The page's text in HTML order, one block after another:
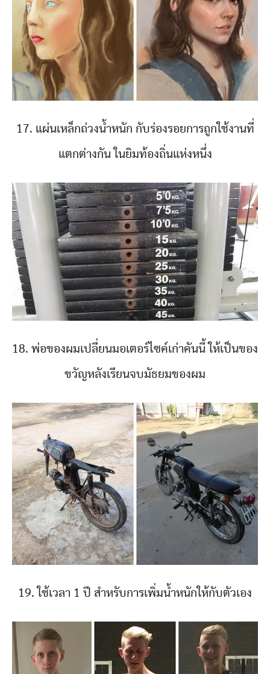
17. แผ่นเหล็กถ่วงน้ำหนัก กับร่องรอยการถูกใช้งานที่
แตกต่างกัน ในยิมท้องถิ่นแห่งหนึ่ง
18. พ่อของผมเปลี่ยนมอเตอร์ไซค์เก่าคันนี้ ให้เป็นของ
ขวัญหลังเรียนจบมัธยมของผม
19. ใช้เวลา 1 ปี สำหรับการเพิ่มน้ำหนักให้กับตัวเอง